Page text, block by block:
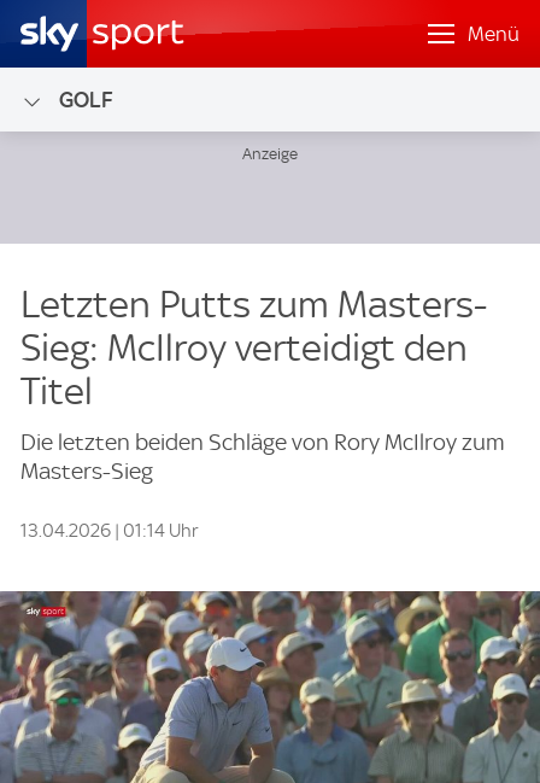
Menü
GOLF
Letzten Putts zum Masters-
Sieg: McIlroy verteidigt den
Titel
Die letzten beiden Schläge von Rory McIlroy zum
Masters-Sieg
13.04.2026 | 01:14 Uhr